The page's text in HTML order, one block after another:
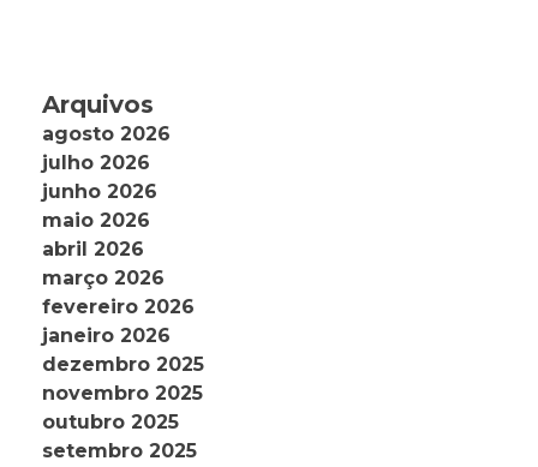
Arquivos
agosto 2026
julho 2026
junho 2026
maio 2026
abril 2026
março 2026
fevereiro 2026
janeiro 2026
dezembro 2025
novembro 2025
outubro 2025
setembro 2025